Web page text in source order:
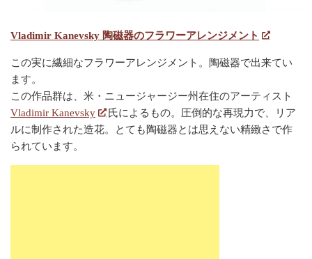
Vladimir Kanevsky 陶磁器のフラワーアレンジメント
この実に繊細なフラワーアレンジメント。陶磁器で出来てい
ます。
この作品群は、米・ニュージャージー州在住のアーティスト
Vladimir Kanevsky
氏によるもの。圧倒的な再現力で、リア
ルに制作された造花。とても陶磁器とは思えない精緻さで作
られています。